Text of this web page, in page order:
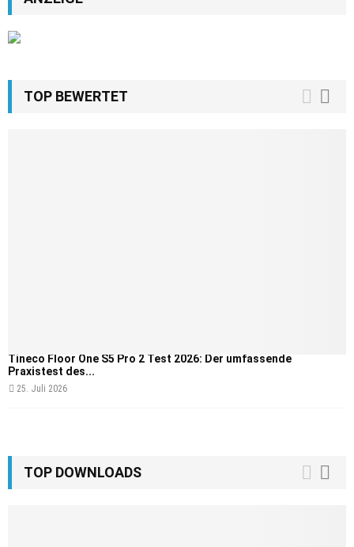
TOP BEWERTET
Tineco Floor One S5 Pro 2 Test 2026: Der umfassende
Praxistest des...
25. Juli 2026
TOP DOWNLOADS